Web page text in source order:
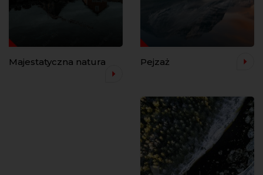
Majestatyczna natura Pejzaż